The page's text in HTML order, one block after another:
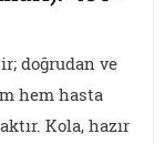
doğrudan ve
hem hasta
Kola, hazır